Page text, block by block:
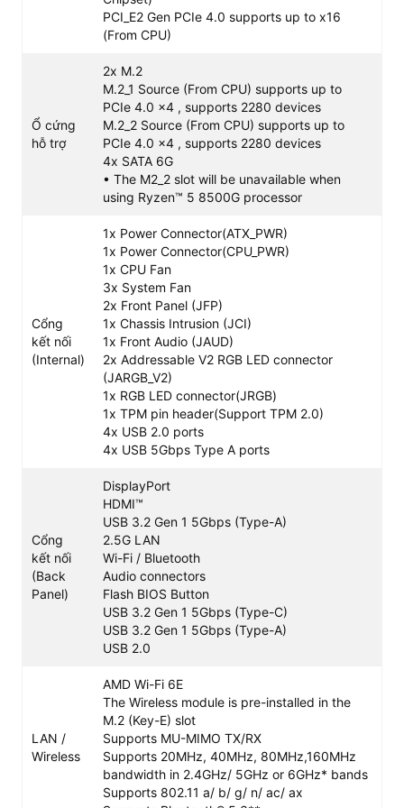
Thiết kế mATX nhỏ gọn và độ bền chuẩn quân
Với kích thước tiêu chuẩn Mainboard mATX AM5 là
226mm x 243.84mm, sản phẩm tương thích tốt với hầu
hết vỏ case từ Mini-Tower đến Mid-Tower. Điều này giúp
tối ưu không gian bàn làm việc nhưng vẫn đảm bảo đầy
đủ kết nối quan trọng.
Điểm đắt giá nằm ở cấu trúc vật lý bo mạch. MSI sử dụng
lớp PCB 6 lớp kết hợp độ dày lá đồng lên đến 2oz, tăng
cường độ ổn định tín hiệu và hỗ trợ tản nhiệt thụ động
khi hệ thống chạy công suất cao. Ngoài ra, vị trí khe cắm
đồ họa chính được trang bị công nghệ khe PCie steel
Armor bọc thép kiên cố, ngăn ngừa tình trạng cong gãy
khi lắp đặt card đồ họa lớn như NVIDIA GeForce RTX 40
Series hay AMD Radeon RX 7000 Series.
Những tính năng cốt lõi của MSI B650M
Gaming Wifi D5
Để chứng minh giá trị sử dụng thực tế và hiệu năng của
PCI_E2 Gen PCIe 4.0 supports up to x16
(From CPU)
Ổ cứng
hỗ trợ
2x M.2
M.2_1 Source (From CPU) supports up to
PCIe 4.0 x4 , supports 2280 devices
M.2_2 Source (From CPU) supports up to
PCIe 4.0 x4 , supports 2280 devices
4x SATA 6G
• The M2_2 slot will be unavailable when
using Ryzen™ 5 8500G processor
Cổng
kết nối
(Internal)
1x Power Connector(ATX_PWR)
1x Power Connector(CPU_PWR)
1x CPU Fan
3x System Fan
2x Front Panel (JFP)
1x Chassis Intrusion (JCI)
1x Front Audio (JAUD)
2x Addressable V2 RGB LED connector
(JARGB_V2)
1x RGB LED connector(JRGB)
1x TPM pin header(Support TPM 2.0)
4x USB 2.0 ports
4x USB 5Gbps Type A ports
Cổng
kết nối
(Back
Panel)
DisplayPort
HDMI™
USB 3.2 Gen 1 5Gbps (Type-A)
2.5G LAN
Wi-Fi / Bluetooth
Audio connectors
Flash BIOS Button
USB 3.2 Gen 1 5Gbps (Type-C)
USB 3.2 Gen 1 5Gbps (Type-A)
USB 2.0
LAN /
Wireless
AMD Wi-Fi 6E
The Wireless module is pre-installed in the
M.2 (Key-E) slot
Supports MU-MIMO TX/RX
Supports 20MHz, 40MHz, 80MHz,160MHz
bandwidth in 2.4GHz/ 5GHz or 6GHz* bands
Supports 802.11 a/ b/ g/ n/ ac/ ax